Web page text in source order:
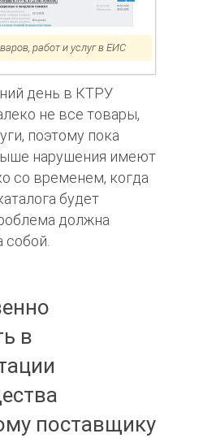
работ и услуг в ЕИС
день в КТРУ
не все товары,
поэтому пока
нарушения имеют
со временем, когда
будет
должна
собой.
в
поставщику